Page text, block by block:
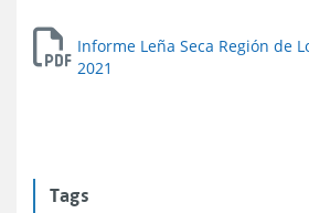
Informe Leña Seca Región de
2021
Tags